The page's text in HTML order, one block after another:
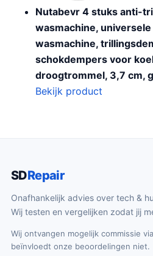
Nutabevr 4 stuks anti-
wasmachine,
wasmachine,
schokdempers voor
droogtrommel, 3,7 cm,
Bekijk product
SDRepair
Onafhankelijk advies over tech &
Wij testen en vergelijken zodat jij
Wij ontvangen mogelijk commissie
beïnvloedt onze beoordelingen niet.